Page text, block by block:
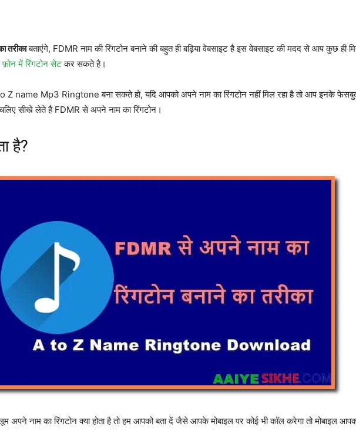
तरीकाबताएंगे, FDMR नाम की रिंगटोन बनाने की बहुत ही बढ़िया वेबसाइट है इस वेबसाइट की मदद से आप कुछ ही
फ़ोन में रिंगटोन सेटकर सकते है।
Z name Mp3 Ringtone बना सकते हो, यदि आपको अपने नाम का रिंगटोन नहीं मिल रहा है तो आप इनके
चलिए सीखे लेते है FDMR से अपने नाम का रिंगटोन।
है?
अपने नाम का रिंगटोन क्या होता है तो हम आपको बता दें जैसे आपके मोबाइल पर कोई भी कॉल करेगा तो मोबाइल